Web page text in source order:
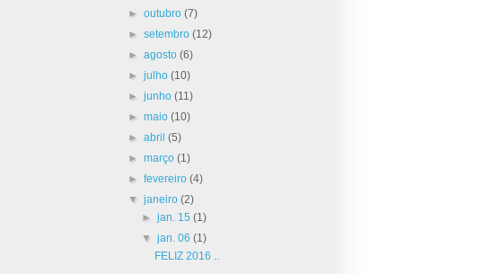
►outubro(7)
►setembro(12)
►agosto(6)
►julho(10)
►junho(11)
►maio(10)
►abril(5)
►março(1)
►fevereiro(4)
▼janeiro(2)
► jan. 15 (1)
▼ jan. 06 (1)
FELIZ 2016 ..